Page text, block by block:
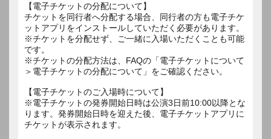
【電子チケットの分配について】
チケットを同行者へ分配する場合、同行者の方も電子チケ
ットアプリをインストールしていただく必要があります。
※チケットを分配せず、ご一緒に入場いただくことも可能
です。
※チケットの分配方法は、FAQの「電子チケットについて
＞電子チケットの分配について」をご確認ください。
【電子チケットのご入場時について】
※電子チケットの発券開始日時は公演3日前10:00以降とな
ります。発券開始日時を迎えた後、電子チケットアプリに
チケットが表示されます。